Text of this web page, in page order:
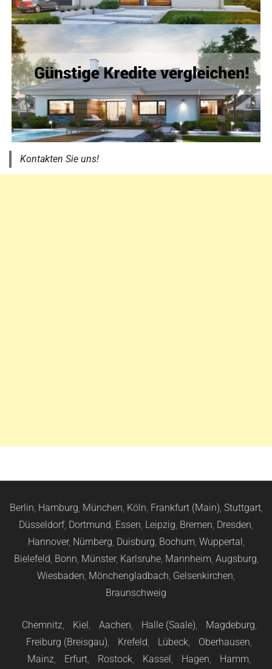
Kontakten Sie uns!
Berlin, Hamburg, München, Köln, Frankfurt (Main), Stuttgart,
Düsseldorf, Dortmund, Essen, Leipzig, Bremen, Dresden,
Hannover, Nürnberg, Duisburg, Bochum, Wuppertal,
Bielefeld, Bonn, Münster, Karlsruhe, Mannheim, Augsburg,
Wiesbaden, Mönchengladbach, Gelsenkirchen,
Braunschweig
Chemnitz, Kiel, Aachen, Halle (Saale), Magdeburg,
Freiburg (Breisgau), Krefeld, Lübeck, Oberhausen,
Mainz, Erfurt, Rostock, Kassel, Hagen, Hamm,